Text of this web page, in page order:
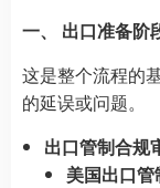
一、 出口准备阶
这是整个流程的
的延误或问题。
出口管制合规
美国出口管